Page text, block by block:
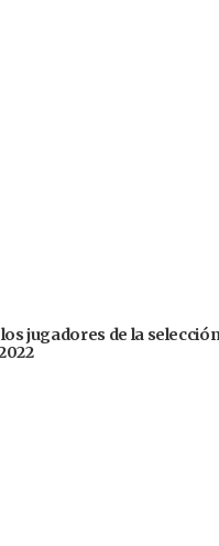
jugadores de la